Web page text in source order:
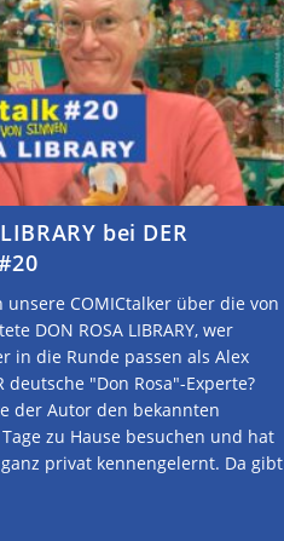
bei DER
unsere COMICtalker über die von
DON ROSA LIBRARY, wer
in die Runde passen als Alex
deutsche "Don Rosa"-Experte?
der Autor den bekannten
zu Hause besuchen und hat
privat kennengelernt. Da gibt